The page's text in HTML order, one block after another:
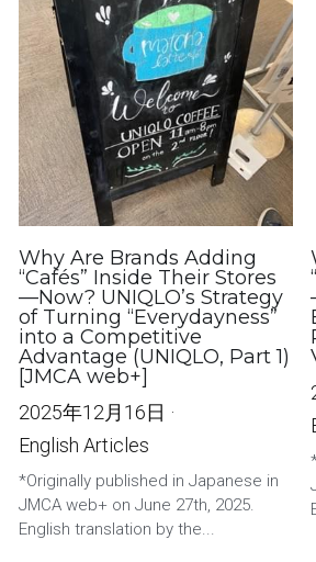
Why Are Brands Adding
“Cafés” Inside Their Stores
—Now? UNIQLO’s Strategy
of Turning “Everydayness”
into a Competitive
Advantage (UNIQLO, Part 1)
[JMCA web+]
2025年12月16日 ·
English Articles
*Originally published in Japanese in
JMCA web+ on June 27th, 2025.
English translation by the...